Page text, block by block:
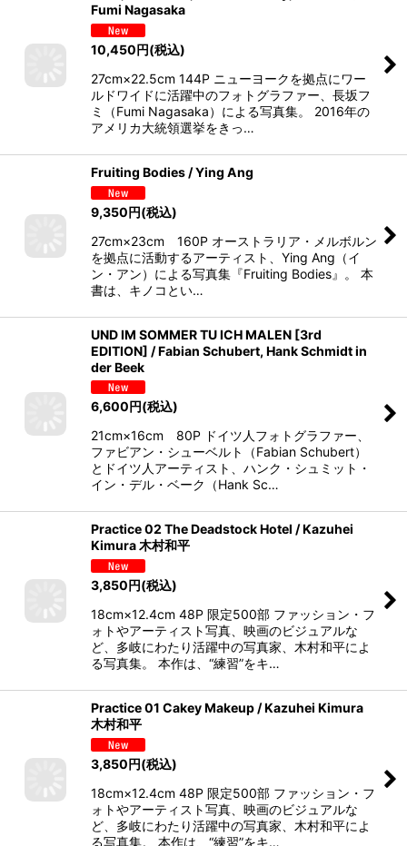
Fumi Nagasaka
10,450円(税込)
27cm×22.5cm 144P ニューヨークを拠点にワー
ルドワイドに活躍中のフォトグラファー、長坂フ
ミ（Fumi Nagasaka）による写真集。 2016年の
アメリカ大統領選挙をきっ…
Fruiting Bodies / Ying Ang
9,350円(税込)
27cm×23cm 160P オーストラリア・メルボルン
を拠点に活動するアーティスト、Ying Ang（イ
ン・アン）による写真集『Fruiting Bodies』。 本
書は、キノコとい…
UND IM SOMMER TU ICH MALEN [3rd
EDITION] / Fabian Schubert, Hank Schmidt in
der Beek
6,600円(税込)
21cm×16cm 80P ドイツ人フォトグラファー、
ファビアン・シューベルト（Fabian Schubert）
とドイツ人アーティスト、ハンク・シュミット・
イン・デル・ベーク（Hank Sc…
Practice 02 The Deadstock Hotel / Kazuhei
Kimura 木村和平
3,850円(税込)
18cm×12.4cm 48P 限定500部 ファッション・フ
ォトやアーティスト写真、映画のビジュアルな
ど、多岐にわたり活躍中の写真家、木村和平によ
る写真集。 本作は、“練習”をキ…
Practice 01 Cakey Makeup / Kazuhei Kimura
木村和平
3,850円(税込)
18cm×12.4cm 48P 限定500部 ファッション・フ
ォトやアーティスト写真、映画のビジュアルな
ど、多岐にわたり活躍中の写真家、木村和平によ
る写真集。 本作は、“練習”をキ…